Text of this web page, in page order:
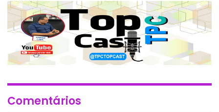
Comentários